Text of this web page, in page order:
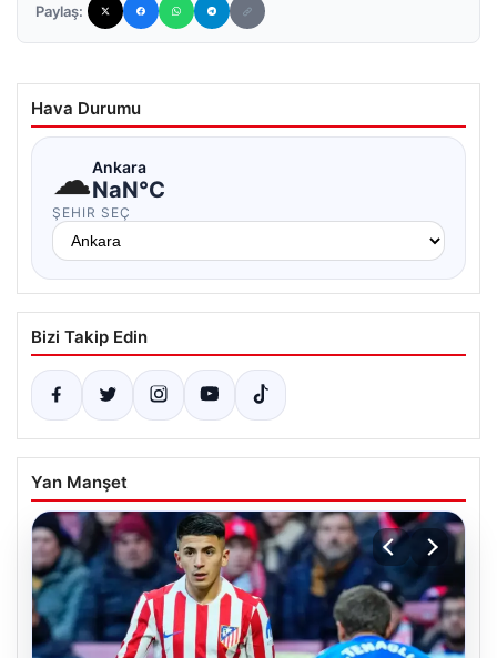
Paylaş:
Hava Durumu
☁Ankara
NaN°C
ŞEHIR SEÇ
Bizi Takip Edin
Yan Manşet